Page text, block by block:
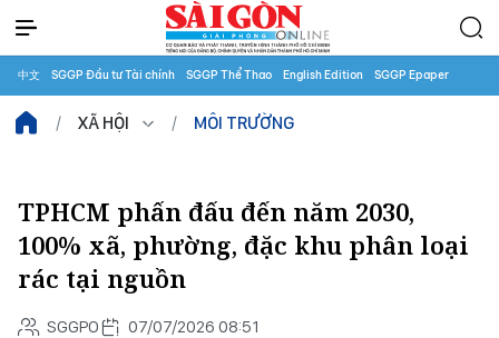
中文 SGGP Đầu tư Tài chính SGGP Thể Thao English Edition SGGP Epaper
XÃ HỘI MÔI TRƯỜNG
TPHCM phấn đấu đến năm 2030,
100% xã, phường, đặc khu phân loại
rác tại nguồn
SGGPO 07/07/2026 08:51